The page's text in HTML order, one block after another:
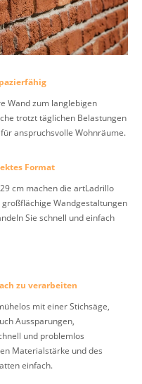
Wand zum langlebigen
trotzt täglichen Belastungen
anspruchsvolle Wohnräume.
Format
cm machen die artLadrillo
Wandgestaltungen
Sie schnell und einfach
zu verarbeiten
mit einer Stichsäge,
Aussparungen,
und problemlos
Materialstärke und des
einfach.